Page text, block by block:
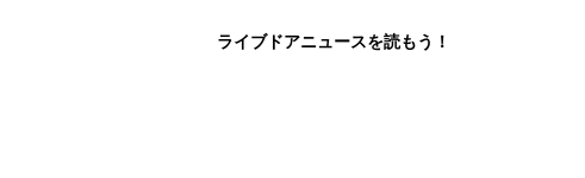
ライブドアニュースを読もう！